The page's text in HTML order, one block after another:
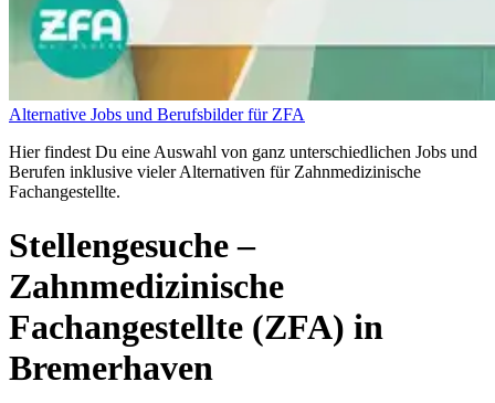
Alternative Jobs und Berufsbilder für ZFA
Hier findest Du eine Auswahl von ganz unterschiedlichen Jobs und
Berufen inklusive vieler Alternativen für Zahnmedizinische
Fachangestellte.
Stellengesuche–
Zahnmedizinische
Fachangestellte (ZFA) in
Bremerhaven